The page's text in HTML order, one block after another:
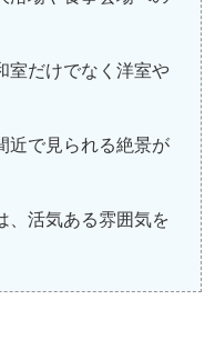
室だけでなく洋室や
近で見られる絶景が
、活気ある雰囲気を